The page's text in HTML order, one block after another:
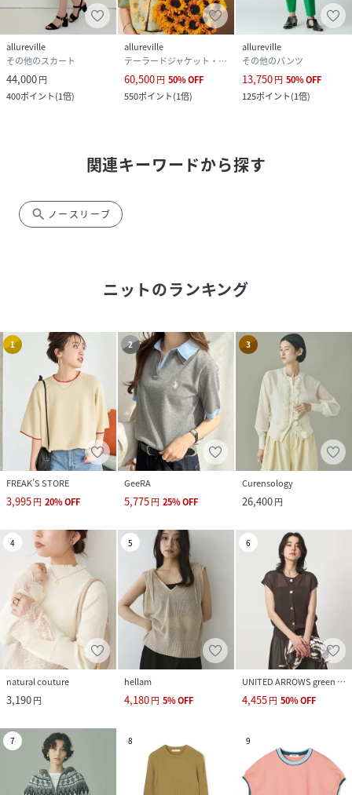
allureville
その他のスカート
44,000円
400ポイント(1倍)
allureville
テーラードジャケット・ブレザー
60,500円 50%OFF
550ポイント(1倍)
allureville
その他のパンツ
13,750円 50%OFF
125ポイント(1倍)
関連キーワードから探す
search ノースリーブ
ニットのランキング
1
FREAK’S STORE
3,995円 20%OFF
2
GeeRA
5,775円 25%OFF
3
Curensology
26,400円
4
natural couture
3,190円
5
hellam
4,180円 5%OFF
6
UNITED ARROWS green label relaxing
4,455円 50%OFF
7 8 9